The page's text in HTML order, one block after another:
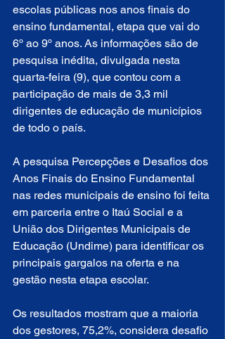
escolas públicas nos anos finais do
ensino fundamental, etapa que vai do
6º ao 9º anos. As informações são de
pesquisa inédita, divulgada nesta
quarta-feira (9), que contou com a
participação de mais de 3,3 mil
dirigentes de educação de municípios
de todo o país.
A pesquisa Percepções e Desafios dos
Anos Finais do Ensino Fundamental
nas redes municipais de ensino foi feita
em parceria entre o Itaú Social e a
União dos Dirigentes Municipais de
Educação (Undime) para identificar os
principais gargalos na oferta e na
gestão nesta etapa escolar.
Os resultados mostram que a maioria
dos gestores, 75,2%, considera desafio